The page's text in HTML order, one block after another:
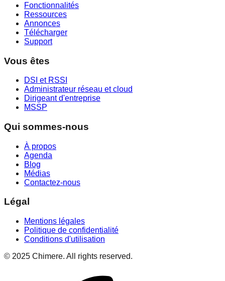
Fonctionnalités
Ressources
Annonces
Télécharger
Support
Vous êtes
DSI et RSSI
Administrateur réseau et cloud
Dirigeant d'entreprise
MSSP
Qui sommes-nous
À propos
Agenda
Blog
Médias
Contactez-nous
Légal
Mentions légales
Politique de confidentialité
Conditions d'utilisation
© 2025 Chimere. All rights reserved.